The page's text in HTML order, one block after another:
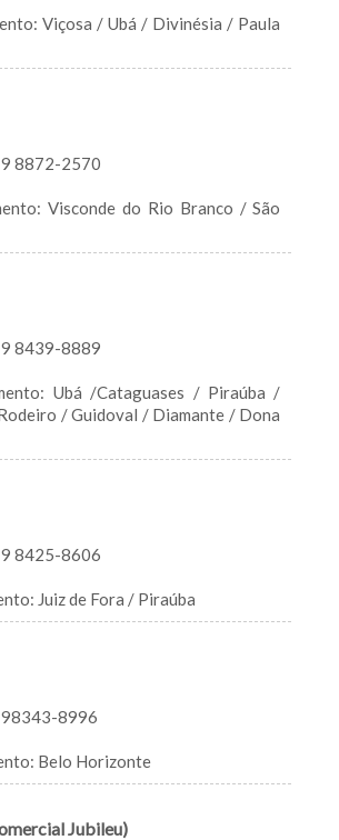
Viçosa / Ubá / Divinésia / Paula
9 8872-2570
Visconde do Rio Branco / São
9 8439-8889
Ubá /Cataguases / Piraúba /
/ Guidoval / Diamante / Dona
9 8425-8606
Juiz de Fora / Piraúba
98343-8996
Belo Horizonte
Jubileu)